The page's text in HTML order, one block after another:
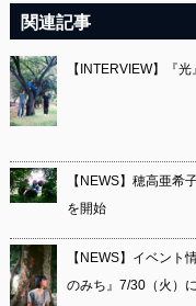
関連記事
【INTERVIEW】『
【NEWS】穂高亜
を開始
【NEWS】イベント
のみち』7/30（火）